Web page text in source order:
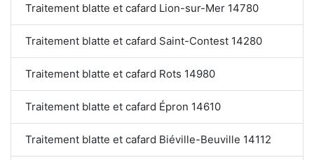
Traitement blatte et cafard Lion-sur-Mer 14780
Traitement blatte et cafard Saint-Contest 14280
Traitement blatte et cafard Rots 14980
Traitement blatte et cafard Épron 14610
Traitement blatte et cafard Biéville-Beuville 14112